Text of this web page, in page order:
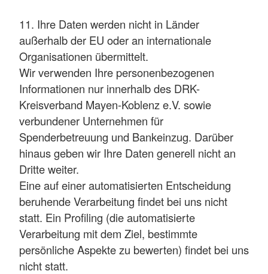
11. Ihre Daten werden nicht in Länder
außerhalb der EU oder an internationale
Organisationen übermittelt.
Wir verwenden Ihre personenbezogenen
Informationen nur innerhalb des DRK-
Kreisverband Mayen-Koblenz e.V. sowie
verbundener Unternehmen für
Spenderbetreuung und Bankeinzug. Darüber
hinaus geben wir Ihre Daten generell nicht an
Dritte weiter.
Eine auf einer automatisierten Entscheidung
beruhende Verarbeitung findet bei uns nicht
statt. Ein Profiling (die automatisierte
Verarbeitung mit dem Ziel, bestimmte
persönliche Aspekte zu bewerten) findet bei uns
nicht statt.